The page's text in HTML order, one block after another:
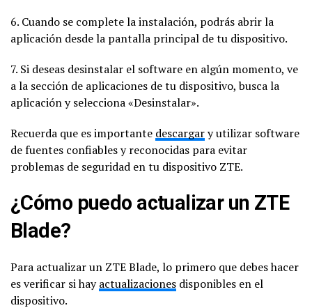
6. Cuando se complete la instalación, podrás abrir la
aplicación desde la pantalla principal de tu dispositivo.
7. Si deseas desinstalar el software en algún momento, ve
a la sección de aplicaciones de tu dispositivo, busca la
aplicación y selecciona «Desinstalar».
Recuerda que es importante descargary utilizar software
de fuentes confiables y reconocidas para evitar
problemas de seguridad en tu dispositivo ZTE.
¿Cómo puedo actualizar un ZTE
Blade?
Para actualizar un ZTE Blade, lo primero que debes hacer
es verificar si hayactualizaciones disponibles en el
dispositivo.